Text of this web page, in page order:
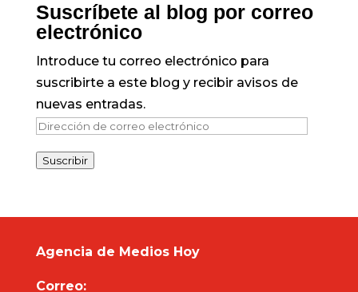
Suscríbete al blog por correo
electrónico
Introduce tu correo electrónico para
suscribirte a este blog y recibir avisos de
nuevas entradas.
Dirección
correo
Suscribir
Agencia de Medios Hoy
Correo: